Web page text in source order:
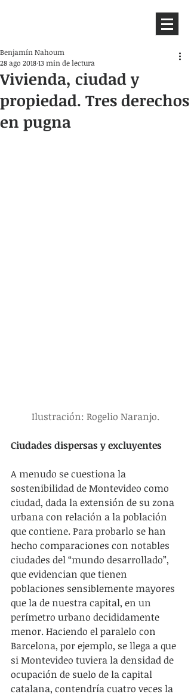
Vivienda, ciudad y
propiedad. Tres derechos
en pugna
Benjamín Nahoum
28 ago 201813 min de lectura
Ilustración: Rogelio Naranjo.
Ciudades dispersas y excluyentes
A menudo se cuestiona la
sostenibilidad de Montevideo como
ciudad, dada la extensión de su zona
urbana con relación a la población
que contiene. Para probarlo se han
hecho comparaciones con notables
ciudades del “mundo desarrollado”,
que evidencian que tienen
poblaciones sensiblemente mayores
que la de nuestra capital, en un
perímetro urbano decididamente
menor. Haciendo el paralelo con
Barcelona, por ejemplo, se llega a que
si Montevideo tuviera la densidad de
ocupación de suelo de la capital
catalana, contendría cuatro veces la